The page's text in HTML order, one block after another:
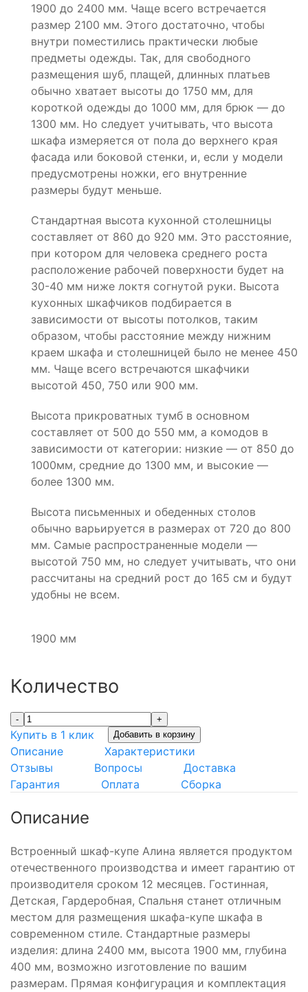
1900 до 2400 мм. Чаще всего встречается
размер 2100 мм. Этого достаточно, чтобы
внутри поместились практически любые
предметы одежды. Так, для свободного
размещения шуб, плащей, длинных платьев
обычно хватает высоты до 1750 мм, для
короткой одежды до 1000 мм, для брюк — до
1300 мм. Но следует учитывать, что высота
шкафа измеряется от пола до верхнего края
фасада или боковой стенки, и, если у модели
предусмотрены ножки, его внутренние
размеры будут меньше.
Стандартная высота кухонной столешницы
составляет от 860 до 920 мм. Это расстояние,
при котором для человека среднего роста
расположение рабочей поверхности будет на
30-40 мм ниже локтя согнутой руки. Высота
кухонных шкафчиков подбирается в
зависимости от высоты потолков, таким
образом, чтобы расстояние между нижним
краем шкафа и столешницей было не менее 450
мм. Чаще всего встречаются шкафчики
высотой 450, 750 или 900 мм.
Высота прикроватных тумб в основном
составляет от 500 до 550 мм, а комодов в
зависимости от категории: низкие — от 850 до
1000мм, средние до 1300 мм, и высокие —
более 1300 мм.
Высота письменных и обеденных столов
обычно варьируется в размерах от 720 до 800
мм. Самые распространенные модели —
высотой 750 мм, но следует учитывать, что они
рассчитаны на средний рост до 165 см и будут
удобны не всем.
1900 мм
Количество
- +
Купить в 1 клик Добавить в корзину
Описание
Характеристики
Отзывы
Вопросы
Доставка
Гарантия
Оплата Сборка
Описание
Встроенный шкаф-купе Алина является продуктом
отечественного производства и имеет гарантию от
производителя сроком 12 месяцев. Гостинная,
Детская, Гардеробная, Спальня станет отличным
местом для размещения шкафа-купе шкафа в
современном стиле. Стандартные размеры
изделия: длина 2400 мм, высота 1900 мм, глубина
400 мм, возможно изготовление по вашим
размерам. Прямая конфигурация и комплектация